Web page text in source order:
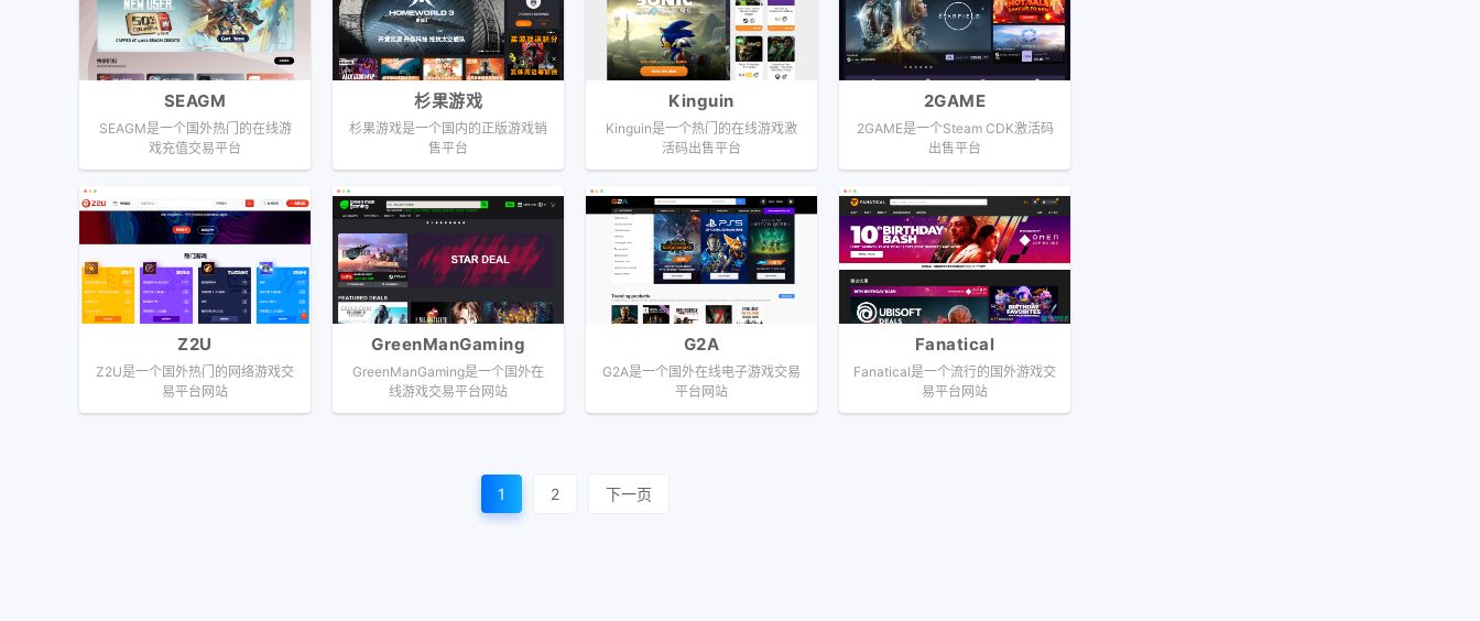
SEAGM
SEAGM是一个国外热门的在线游
戏充值交易平台
杉果游戏
杉果游戏是一个国内的正版游戏销
售平台
Kinguin
Kinguin是一个热门的在线游戏激
活码出售平台
2GAME
2GAME是一个Steam CDK激活码
出售平台
Z2U
Z2U是一个国外热门的网络游戏交
易平台网站
GreenManGaming
GreenManGaming是一个国外在
线游戏交易平台网站
G2A
G2A是一个国外在线电子游戏交易
平台网站
Fanatical
Fanatical是一个流行的国外游戏交
易平台网站
1 2 下一页